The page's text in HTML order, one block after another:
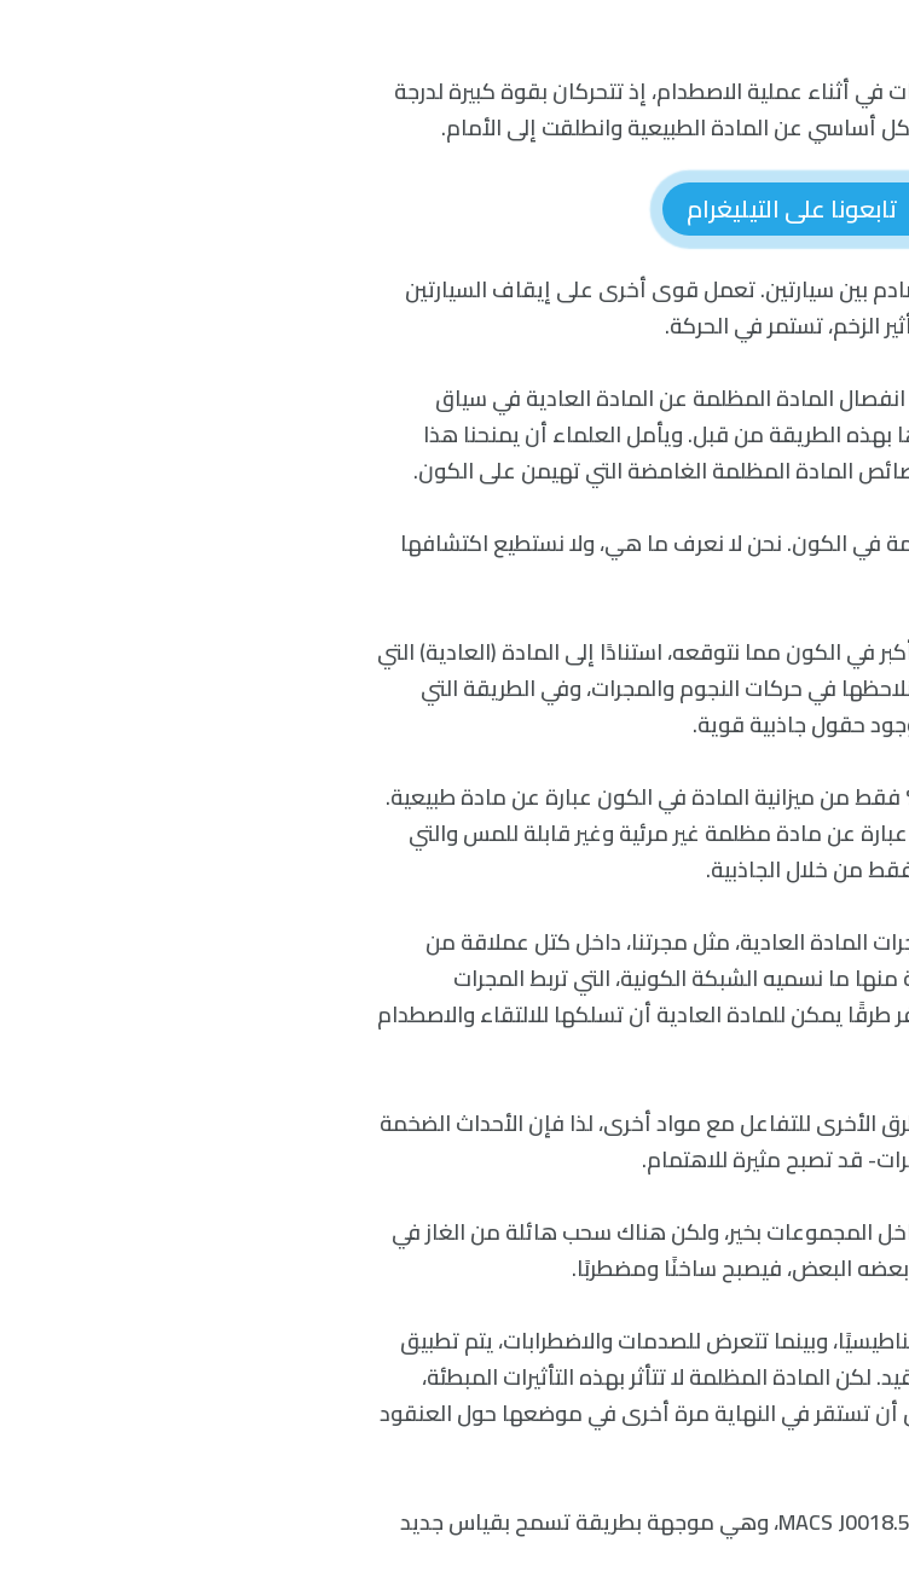
أثناء عملية الاصطدام، إذ تتحركان بقوة كبيرة لدرجة
أساسي عن المادة الطبيعية وانطلقت إلى الأمام.
تابعونا على التيليغرام
بين سيارتين. تعمل قوى أخرى على إيقاف السيارتين
الزخم، تستمر في الحركة.
المادة المظلمة عن المادة العادية في سياق
الطريقة من قبل. ويأمل العلماء أن يمنحنا هذا
المادة المظلمة الغامضة التي تهيمن على الكون.
في الكون. نحن لا نعرف ما هي، ولا نستطيع اكتشافها
في الكون مما نتوقعه، استنادًا إلى المادة (العادية) التي
في حركات النجوم والمجرات، وفي الطريقة التي
حقول جاذبية قوية.
لحسابات العلماء، فإن قرابة 15% فقط من ميزانية المادة في الكون عبارة عن مادة طبيعية.
البالغة 85% فهي عبارة عن مادة مظلمة غير مرئية وغير قابلة للمس والتي
من خلال الجاذبية.
العادية، مثل مجرتنا، داخل كتل عملاقة من
ما نسميه الشبكة الكونية، التي تربط المجرات
طرقًا يمكن للمادة العادية أن تسلكها للالتقاء والاصطدام
الأخرى للتفاعل مع مواد أخرى، لذا فإن الأحداث الضخمة
قد تصبح مثيرة للاهتمام.
المجموعات بخير، ولكن هناك سحب هائلة من الغاز في
البعض، فيصبح ساخنًا ومضطربًا.
وبينما تتعرض للصدمات والاضطرابات، يتم تطبيق
لكن المادة المظلمة لا تتأثر بهذه التأثيرات المبطئة،
أن تستقر في النهاية مرة أخرى في موضعها حول العنقود
وتُعرف هذه التلسكوبات باسم MACS J0018.5+1626، وهي موجهة بطريقة تسمح بقياس جديد